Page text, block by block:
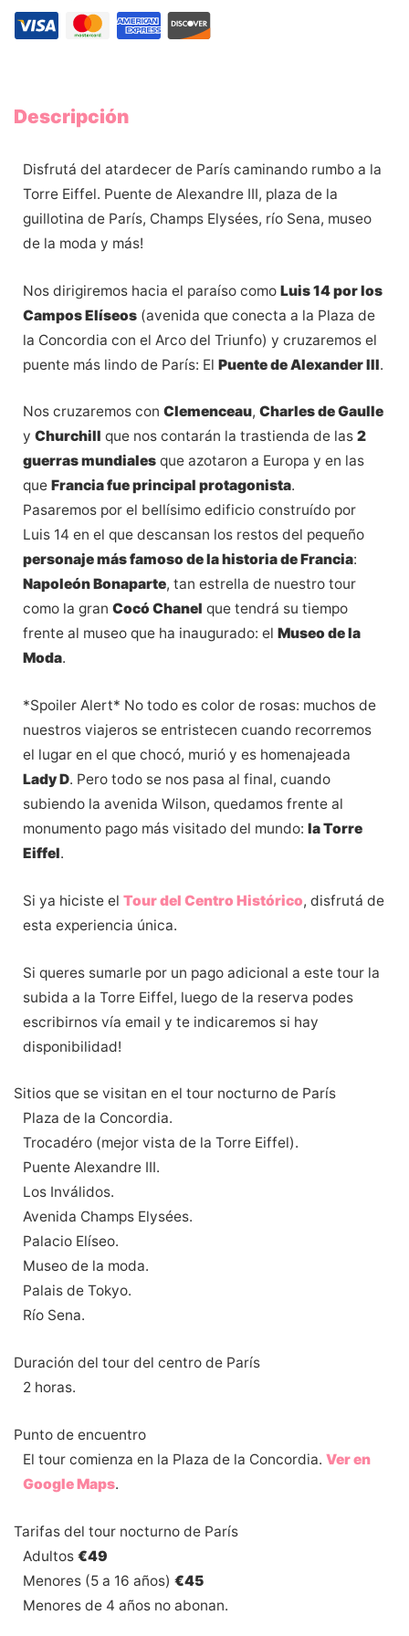
Descripción
Disfrutá del atardecer de París caminando rumbo a la
Torre Eiffel. Puente de Alexandre III, plaza de la
guillotina de París, Champs Elysées, río Sena, museo
de la moda y más!
Nos dirigiremos hacia el paraíso como Luis 14 por los
Campos Elíseos (avenida que conecta a la Plaza de
la Concordia con el Arco del Triunfo) y cruzaremos el
puente más lindo de París: El Puente de Alexander III.
Nos cruzaremos con Clemenceau, Charles de Gaulle
y Churchill que nos contarán la trastienda de las 2
guerras mundiales que azotaron a Europa y en las
que Francia fue principal protagonista.
Pasaremos por el bellísimo edificio construído por
Luis 14 en el que descansan los restos del pequeño
personaje más famoso de la historia de Francia:
Napoleón Bonaparte, tan estrella de nuestro tour
como la gran Cocó Chanel que tendrá su tiempo
frente al museo que ha inaugurado: el Museo de la
Moda.
*Spoiler Alert* No todo es color de rosas: muchos de
nuestros viajeros se entristecen cuando recorremos
el lugar en el que chocó, murió y es homenajeada
Lady D. Pero todo se nos pasa al final, cuando
subiendo la avenida Wilson, quedamos frente al
monumento pago más visitado del mundo: la Torre
Eiffel.
Si ya hiciste el Tour del Centro Histórico, disfrutá de
esta experiencia única.
Si queres sumarle por un pago adicional a este tour la
subida a la Torre Eiffel, luego de la reserva podes
escribirnos vía email y te indicaremos si hay
disponibilidad!
Sitios que se visitan en el tour nocturno de París
Plaza de la Concordia.
Trocadéro (mejor vista de la Torre Eiffel).
Puente Alexandre III.
Los Inválidos.
Avenida Champs Elysées.
Palacio Elíseo.
Museo de la moda.
Palais de Tokyo.
Río Sena.
Duración del tour del centro de París
2 horas.
Punto de encuentro
El tour comienza en la Plaza de la Concordia. Ver en
Google Maps.
Tarifas del tour nocturno de París
Adultos €49
Menores (5 a 16 años) €45
Menores de 4 años no abonan.